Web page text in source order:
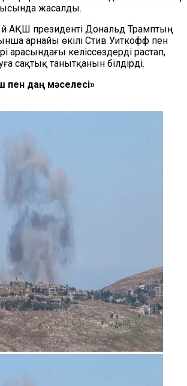
жасалды.
Үй АҚШ президенті Дональд Трамптың
арнайы өкілі Стив Уиткофф пен
арасындағы келіссөздерді растап,
сақтық танытқанын білдірді.
пен даңқ мәселесі»